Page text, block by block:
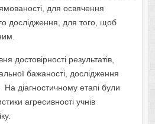
для освячення
дослідження, для того, щоб
достовірності результатів,
бажаності, дослідження
діагностичному етапі були
агресивності учнів